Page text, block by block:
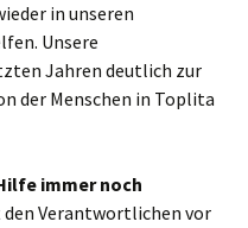
in unseren
Unsere
Jahren deutlich zur
der Menschen in Toplita
immer noch
Verantwortlichen vor